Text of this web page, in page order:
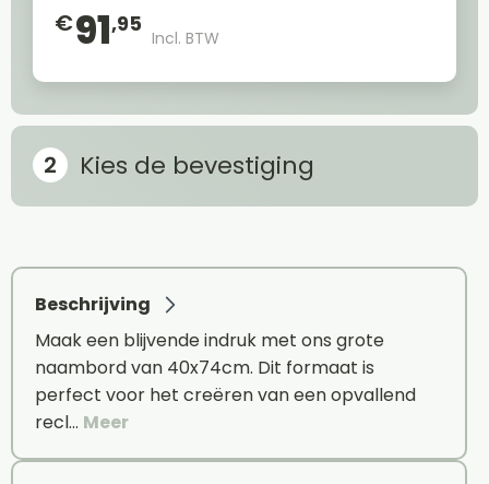
€91,95
Incl. BTW
Kies de bevestiging
Beschrijving
Maak een blijvende indruk met ons grote
naambord van 40x74cm. Dit formaat is
perfect voor het creëren van een opvallend
recl… Meer